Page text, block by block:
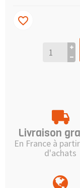
favorite_border
Livraison
En France à
d'achats